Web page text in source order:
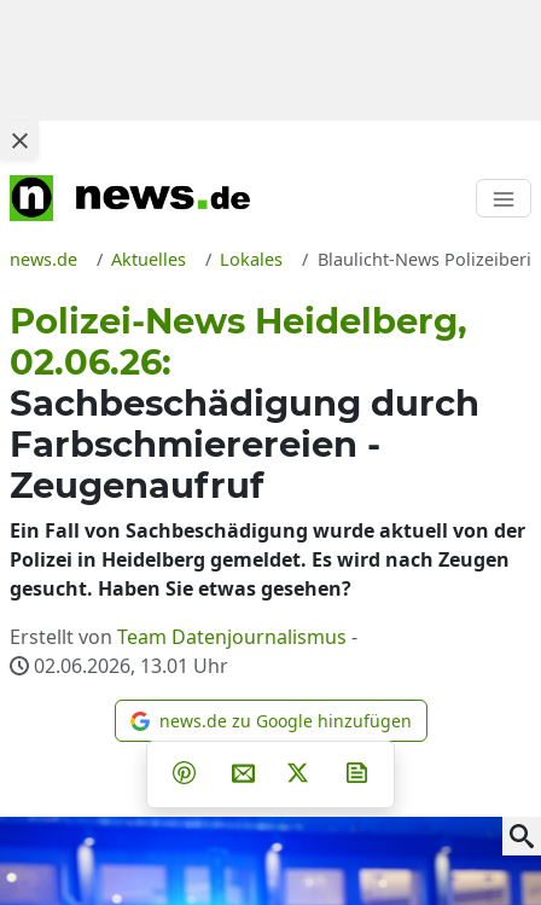
news.de Aktuelles Lokales Blaulicht-News
Polizei-News Heidelberg,
02.06.26:
Sachbeschädigung durch
Farbschmierereien -
Zeugenaufruf
Ein Fall von Sachbeschädigung wurde aktuell von der
Polizei in Heidelberg gemeldet. Es wird nach Zeugen
gesucht. Haben Sie etwas gesehen?
Erstellt von Team Datenjournalismus -
02.06.2026, 13.01 Uhr
news.de zu Google
news.de zu Google hinzufügen
Teilen auf Facebook
Teilen auf Whatsapp
Teilen auf Telegram
Teilen auf Pinterest
Per E-Mail teilen
Post auf X